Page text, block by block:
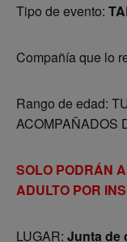
Tipo de evento:
Compañía que lo
Rango de edad:
ACOMPAÑADOS
SOLO PODRÁN
ADULTO POR
LUGAR: Junta de